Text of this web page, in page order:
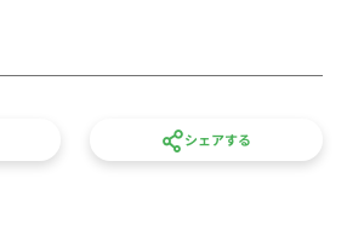
ーマンション物件としてご利用くだ
ください。敷金・礼金・仲介手数料
道光熱費不要の家具家電付き短期賃
シェアする